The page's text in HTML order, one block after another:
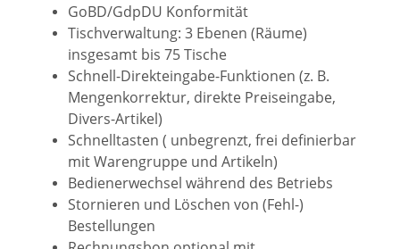
GoBD/GdpDU Konformität
Tischverwaltung: 3 Ebenen (Räume)
insgesamt bis 75 Tische
Schnell-Direkteingabe-Funktionen (z. B.
Mengenkorrektur, direkte Preiseingabe,
Divers-Artikel)
Schnelltasten ( unbegrenzt, frei definierbar
mit Warengruppe und Artikeln)
Bedienerwechsel während des Betriebs
Stornieren und Löschen von (Fehl-)
Bestellungen